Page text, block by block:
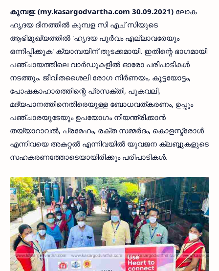
കുമ്പള: (my.kasargodvartha.com 30.09.2021) ലോക
ഹൃദയ ദിനത്തില്‍ കുമ്പള സി എച് സിയുടെ
ആഭിമുഖ്യത്തില്‍ 'ഹൃദയ പൂര്‍വം എല്ലാവരേയും
ഒന്നിപ്പിക്കുക' ക്യാമ്പയിന് തുടക്കമായി. ഇതിന്റെ ഭാഗമായി
പഞ്ചായത്തിലെ വാര്‍ഡുകളില്‍ ഓരോ പരിപാടികള്‍
നടത്തും. ജീവിതശൈലി രോഗ നിര്‍ണയം, കൂട്ടയോട്ടം,
പോഷകാഹാരത്തിന്റെ പ്രസക്തി, പുകവലി,
മദ്യപാനത്തിനെതിരെയുള്ള ബോധവത്കരണം, ഉപ്പും
പഞ്ചാരയുടേയും ഉപയോഗം നിയന്ത്രിക്കാന്‍
തയ്യാറാവല്‍, പ്രമേഹം, രക്ത സമ്മര്‍ദം, കൊളസ്ട്രോള്‍
എന്നിവയെ അകറ്റല്‍ എന്നിവയില്‍ യുവജന ക്ലബ്ബുകളുടെ
സഹകരണത്തോടെയായിരിക്കും പരിപാടികള്‍.